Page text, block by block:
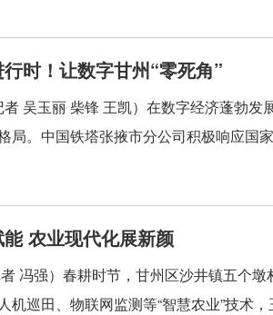
时！让数字甘州“零死角”
吴玉丽 柴锋 王凯）在数字经济蓬勃
局。中国铁塔张掖市分公司积极响应国
农业现代化展新颜
冯强）春耕时节，甘州区沙井镇五个
机巡田、物联网监测等“智慧农业”技术